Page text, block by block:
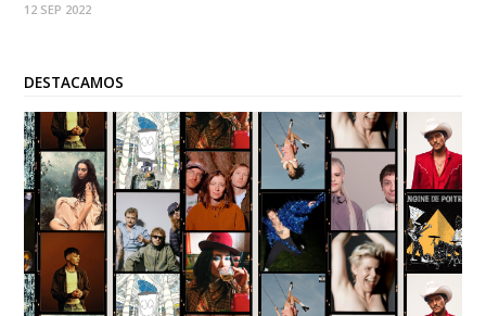
vez hizo mucho por ti. El proceso de duelo, las preguntas
12 SEP 2022
DESTACAMOS